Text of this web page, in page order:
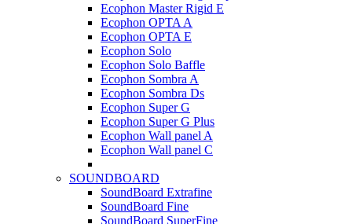
Ecophon Master Rigid E
Ecophon OPTA A
Ecophon OPTA E
Ecophon Solo
Ecophon Solo Baffle
Ecophon Sombra A
Ecophon Sombra Ds
Ecophon Super G
Ecophon Super G Plus
Ecophon Wall panel A
Ecophon Wall panel C
SOUNDBOARD
SoundBoard Extrafine
SoundBoard Fine
SoundBoard SuperFine